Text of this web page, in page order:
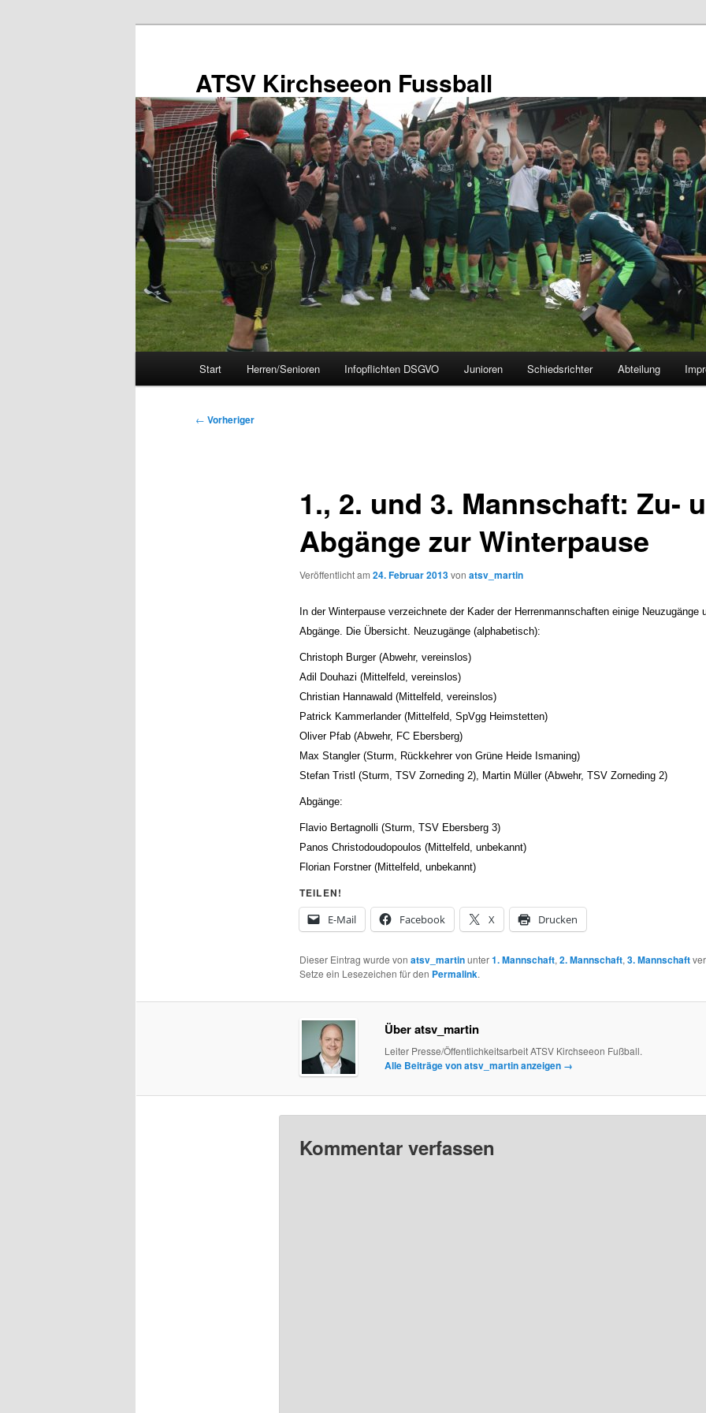
ATSV Kirchseeon Fussball
Start Herren/Senioren Infopflichten DSGVO Junioren Schiedsrichter Abteilung
Beitragsnavigation
← Vorheriger
1., 2. und 3. Mannschaft: Zu-
Abgänge zur Winterpause
Veröffentlicht am 24. Februar 2013von atsv_martin
In der Winterpause verzeichnete der Kader der Herrenmannschaften einige Neuzugänge
Abgänge. Die Übersicht.
Neuzugänge (alphabetisch):
Christoph Burger (Abwehr, vereinslos)
Adil Douhazi (Mittelfeld, vereinslos)
Christian Hannawald (Mittelfeld, vereinslos)
Patrick Kammerlander (Mittelfeld, SpVgg Heimstetten)
Oliver Pfab (Abwehr, FC Ebersberg)
Max Stangler (Sturm, Rückkehrer von Grüne Heide Ismaning)
Stefan Tristl (Sturm, TSV Zorneding 2), Martin Müller (Abwehr, TSV Zorneding 2)
Abgänge:
Flavio Bertagnolli (Sturm, TSV Ebersberg 3)
Panos Christodoudopoulos (Mittelfeld, unbekannt)
Florian Forstner (Mittelfeld, unbekannt)
TEILEN!
E-Mail
Facebook X Drucken
Dieser Eintrag wurde von atsv_martinunter1. Mannschaft, 2. Mannschaft, 3. Mannschaft
Setze ein Lesezeichen für den Permalink.
Über atsv_martin
Leiter Presse/Öffentlichkeitsarbeit ATSV Kirchseeon Fußball.
Alle Beiträge von atsv_martin anzeigen →
Kommentar verfassen